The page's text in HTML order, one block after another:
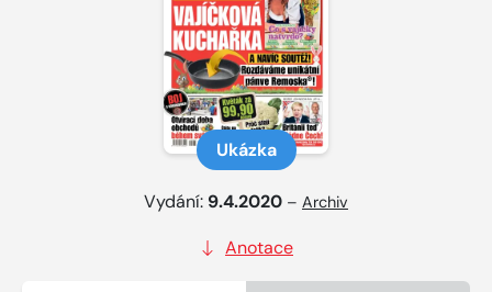
Ukázka
Vydání: 9.4.2020 – Archiv
Anotace